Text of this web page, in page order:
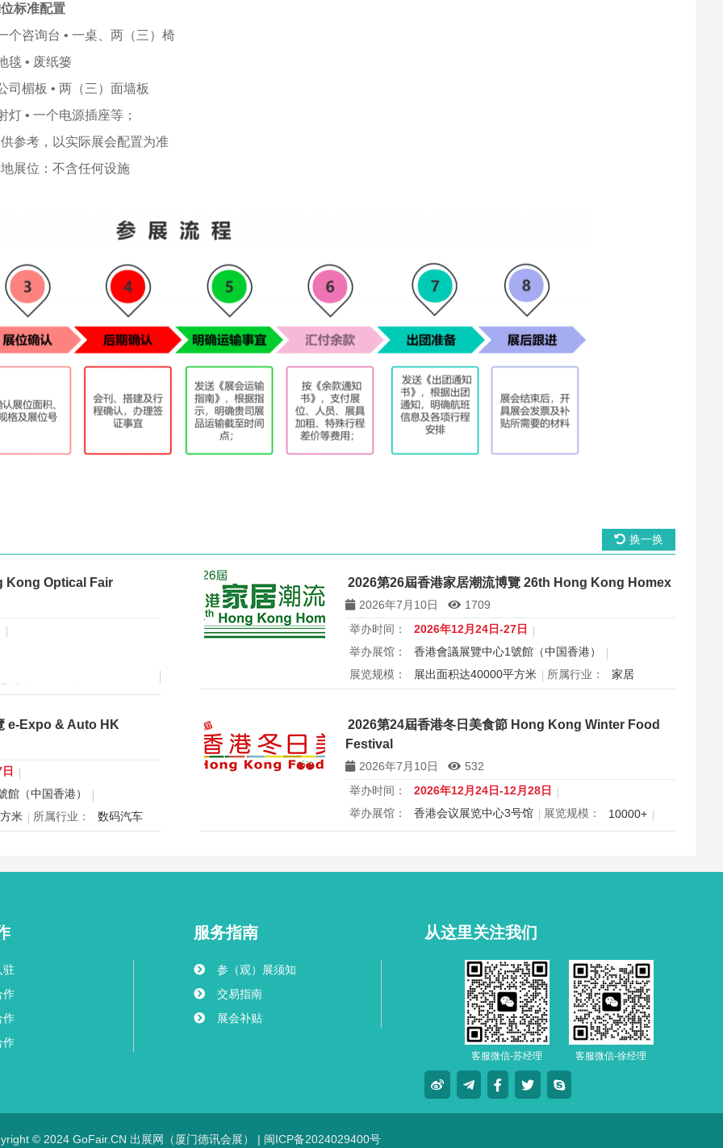
标准配置
个咨询台 • 一桌、两（三）椅
毯 • 废纸篓
司楣板 • 两（三）面墙板
灯 • 一个电源插座等；
参考，以实际展会配置为准
展位：不含任何设施
换一换
Kong Optical Fair
6日在香港会议展览中心举
镜专区与多国展馆，汇聚全
与行业论坛，为展商与买家
2026第26屆香港家居潮流博覽 26th Hong Kong Homex
2026年7月10日
1709
举办时间：
2026年12月24日-27日
举办展馆：
香港會議展覽中心1號館（中国香港）
展览规模：
展出面积达40000平方米 所属行业：
家居
港会议展览中心举行，汇聚家具寝具、智能家电与室内设计等展
商，打造岁末一站式家居采购与灵感盛会，欢迎本地家庭与海内
外买家入场挑选心仪家居好物，共度温馨节日购物季，感受设计
之美。
e-Expo & Auto HK
館（中国香港）
米
所属行业：
数码汽车
技车品一站式采购盛会，欢
2026第24屆香港冬日美食節 Hong Kong Winter Food
Festival
2026年7月10日
532
举办时间：
2026年12月24日-12月28日
举办展馆：
香港会议展览中心3号馆 展览规模：
10000+
所属行业：
美食
类，为市民与旅客打造一站式味…
驻
作
作
作
服务指南
参（观）展须知
交易指南
展会补贴
从这里关注我们
客服微信-苏经理 客服微信-徐经理
© 2024 GoFair.CN 出展网（厦门德讯会展） | 闽ICP备2024029400号